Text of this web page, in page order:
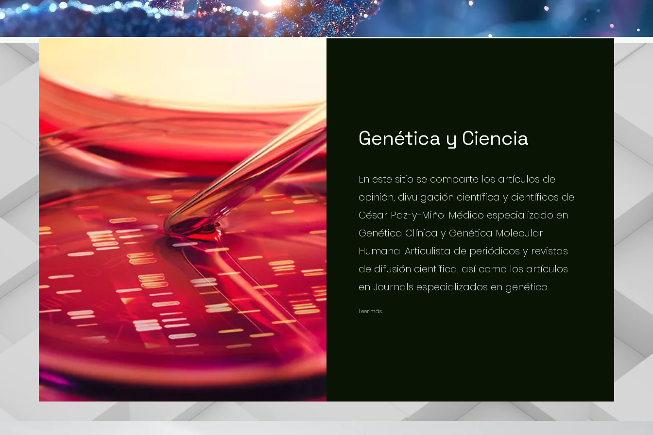
Genética y Ciencia
En este sitio se comparte los artículos de
opinión, divulgación científica y científicos de
César Paz-y-Miño. Médico especializado en
Genética Clínica y Genética Molecular
Humana. Articulista de periódicos y revistas
de difusión científica, así como los artículos
en Journals especializados en genética.
Leer más...